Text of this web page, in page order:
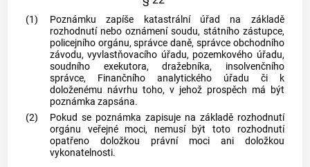
(1)
Poznámku zapíše katastrální úřad na základě
rozhodnutí nebo oznámení soudu, státního zástupce,
policejního orgánu, správce daně, správce obchodního
závodu, vyvlastňovacího úřadu, pozemkového úřadu,
soudního exekutora, dražebníka, insolvenčního
správce, Finančního analytického úřadu či k
doloženému návrhu toho, v jehož prospěch má být
poznámka zapsána.
(2)
Pokud se poznámka zapisuje na základě rozhodnutí
orgánu veřejné moci, nemusí být toto rozhodnutí
opatřeno doložkou právní moci ani doložkou
vykonatelnosti.